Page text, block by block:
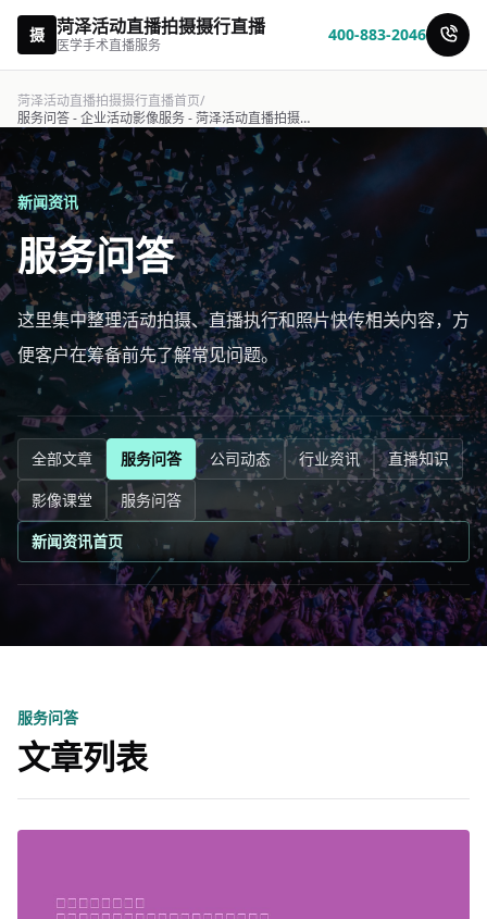
摄 菏泽活动直播拍摄摄行直播
医学手术直播服务
400-883-2046
菏泽活动直播拍摄摄行直播首页/
服务问答 - 企业活动影像服务 - 菏泽活动直播拍摄摄行直播
新闻资讯
服务问答
这里集中整理活动拍摄、直播执行和照片快传相关内容，方
便客户在筹备前先了解常见问题。
全部文章 服务问答 公司动态 行业资讯
直播知识
影像课堂
服务问答
新闻资讯首页
服务问答
文章列表